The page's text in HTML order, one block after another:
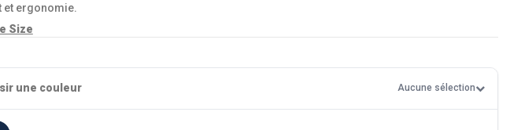
et ergonomie.
Size
une couleur Aucune sélection